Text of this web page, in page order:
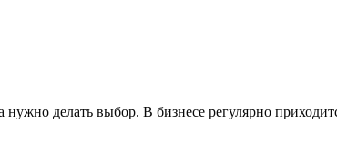
нужно делать выбор. В бизнесе регулярно